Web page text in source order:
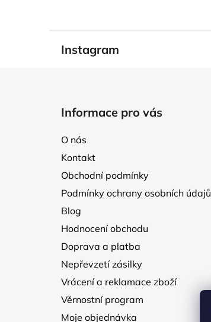
Instagram
Informace pro vás
O nás
Kontakt
Obchodní podmínky
Podmínky ochrany osobních údajů
Blog
Hodnocení obchodu
Doprava a platba
Nepřevzetí zásilky
Vrácení a reklamace zboží
Věrnostní program
Moje objednávka